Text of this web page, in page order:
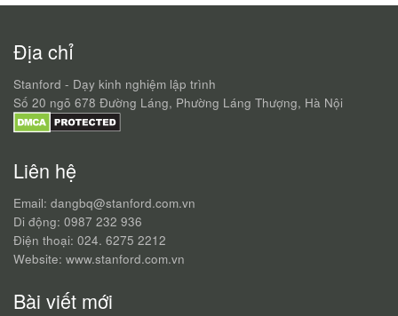
Địa chỉ
Stanford - Dạy kinh nghiệm lập trình
Số 20 ngõ 678 Đường Láng, Phường Láng Thượng, Hà Nội
Liên hệ
Email: dangbq@stanford.com.vn
Di động: 0987 232 936
Điện thoại: 024. 6275 2212
Website: www.stanford.com.vn
Bài viết mới